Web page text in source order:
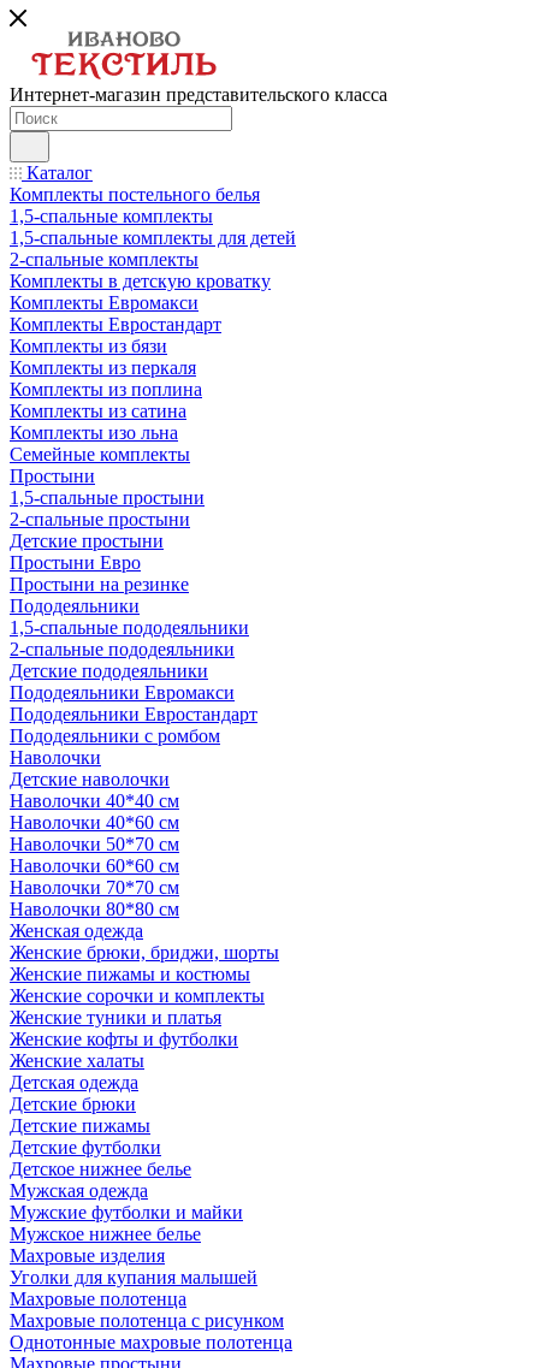
Интернет-магазин представительского класса
Каталог
Комплекты постельного белья
1,5-спальные комплекты
1,5-спальные комплекты для детей
2-спальные комплекты
Комплекты в детскую кроватку
Комплекты Евромакси
Комплекты Евростандарт
Комплекты из бязи
Комплекты из перкаля
Комплекты из поплина
Комплекты из сатина
Комплекты изо льна
Семейные комплекты
Простыни
1,5-спальные простыни
2-спальные простыни
Детские простыни
Простыни Евро
Простыни на резинке
Пододеяльники
1,5-спальные пододеяльники
2-спальные пододеяльники
Детские пододеяльники
Пододеяльники Евромакси
Пододеяльники Евростандарт
Пододеяльники с ромбом
Наволочки
Детские наволочки
Наволочки 40*40 см
Наволочки 40*60 см
Наволочки 50*70 см
Наволочки 60*60 см
Наволочки 70*70 см
Наволочки 80*80 см
Женская одежда
Женские брюки, бриджи, шорты
Женские пижамы и костюмы
Женские сорочки и комплекты
Женские туники и платья
Женские кофты и футболки
Женские халаты
Детская одежда
Детские брюки
Детские пижамы
Детские футболки
Детское нижнее белье
Мужская одежда
Мужские футболки и майки
Мужское нижнее белье
Махровые изделия
Уголки для купания малышей
Махровые полотенца
Махровые полотенца с рисунком
Однотонные махровые полотенца
Махровые простыни